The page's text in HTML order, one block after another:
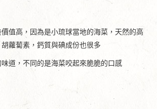
值高，因為是小琉球當地的海菜，天然的高
蘿蔔素，鈣質與碘成份也很多
道，不同的是海菜咬起來脆脆的口感